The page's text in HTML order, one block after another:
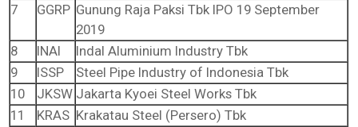
7
GGRP Gunung Raja Paksi Tbk IPO 19 September
2019
8
INAI
Indal Aluminium Industry Tbk
9
ISSP
Steel Pipe Industry of Indonesia Tbk
10
JKSW Jakarta Kyoei Steel Works Tbk
11
KRAS Krakatau Steel (Persero) Tbk